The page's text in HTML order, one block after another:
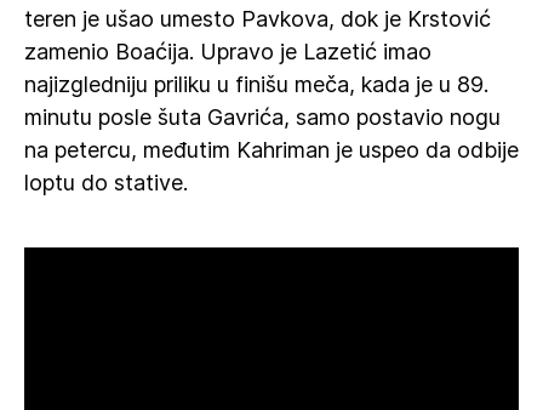
teren je ušao umesto Pavkova, dok je Krstović
zamenio Boaćija. Upravo je Lazetić imao
najizgledniju priliku u finišu meča, kada je u 89.
minutu posle šuta Gavrića, samo postavio nogu
na petercu, međutim Kahriman je uspeo da odbije
loptu do stative.